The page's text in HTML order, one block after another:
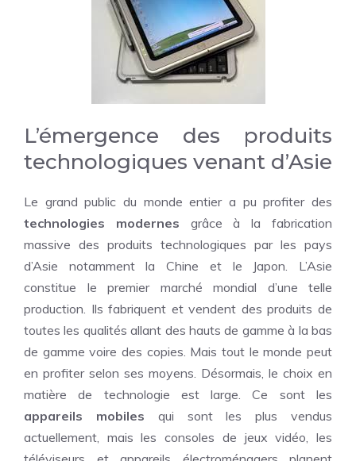
L’émergence des produits
technologiques venant d’Asie
Le grand public du monde entier a pu profiter des
technologies modernes grâce à la fabrication
massive des produits technologiques par les pays
d’Asie notamment la Chine et le Japon. L’Asie
constitue le premier marché mondial d’une telle
production. Ils fabriquent et vendent des produits de
toutes les qualités allant des hauts de gamme à la bas
de gamme voire des copies. Mais tout le monde peut
en profiter selon ses moyens. Désormais, le choix en
matière de technologie est large. Ce sont les
appareils mobiles qui sont les plus vendus
actuellement, mais lesconsoles de jeux vidéo, les